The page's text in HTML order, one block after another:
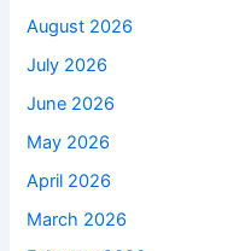
August 2026
July 2026
June 2026
May 2026
April 2026
March 2026